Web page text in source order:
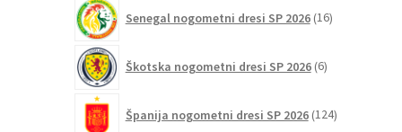
Senegal nogometni dresi SP 2026 16izdelkov
Škotska nogometni dresi SP 2026 6izdelkov
Španija nogometni dresi SP 2026 124izdelkov